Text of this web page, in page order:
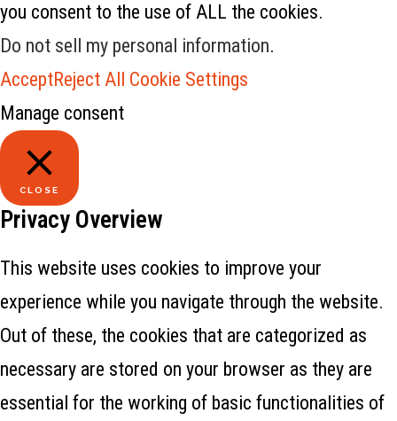
you consent to the use of ALL the cookies.
Do not sell my personal information.
AcceptReject All Cookie Settings
Manage consent
CLOSE
Privacy Overview
This website uses cookies to improve your
experience while you navigate through the website.
Out of these, the cookies that are categorized as
necessary are stored on your browser as they are
essential for the working of basic functionalities of